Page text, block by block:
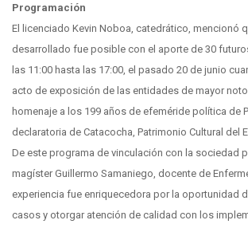
Programación
El licenciado Kevin Noboa, catedrático, mencionó
desarrollado fue posible con el aporte de 30
las 11:00 hasta las 17:00, el pasado 20 de junio
acto de exposición de las entidades de mayor
homenaje a los 199 años de efeméride política de
declaratoria de Catacocha, Patrimonio Cultural del
De este programa de vinculación con la sociedad
magíster Guillermo Samaniego, docente de
experiencia fue enriquecedora por la oportunidad
casos y otorgar atención de calidad con los